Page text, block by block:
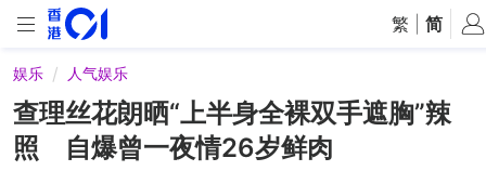
繁 简
娱乐 人气娱乐
查理丝花朗晒“上半身全裸双手遮胸”辣
照 自爆曾一夜情26岁鲜肉